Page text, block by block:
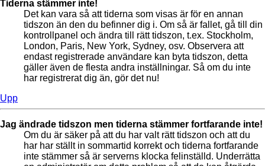
Tiderna stämmer inte!
Det kan vara så att tiderna som visas är för en annan
tidszon än den du befinner dig i. Om så är fallet, gå till din
kontrollpanel och ändra till rätt tidszon, t.ex. Stockholm,
London, Paris, New York, Sydney, osv. Observera att
endast registrerade användare kan byta tidszon, detta
gäller även de flesta andra inställningar. Så om du inte
har registrerat dig än, gör det nu!
Upp
Jag ändrade tidszon men tiderna stämmer fortfarande inte!
Om du är säker på att du har valt rätt tidszon och att du
har har ställt in sommartid korrekt och tiderna fortfarande
inte stämmer så är serverns klocka felinställd. Underrätta